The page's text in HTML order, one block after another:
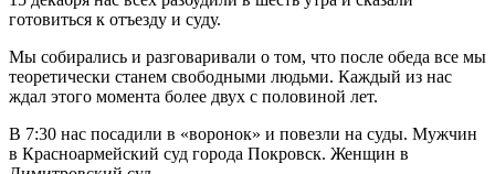
готовиться к отъезду и суду.
Мы собирались и разговаривали о том, что после обеда все мы
теоретически станем свободными людьми. Каждый из нас
ждал этого момента более двух с половиной лет.
В 7:30 нас посадили в «воронок» и повезли на суды. Мужчин
в Красноармейский суд города Покровск. Женщин в